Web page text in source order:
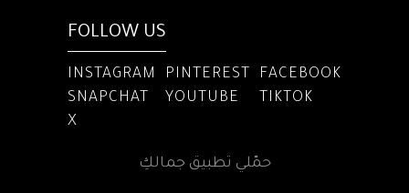
FOLLOW US
INSTAGRAM PINTEREST
FACEBOOK
SNAPCHAT
YOUTUBE
TIKTOK
X
حمّلي تطبيق جمالكِ